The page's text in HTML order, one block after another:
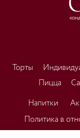
Торты
Пицца
Напитки
Политика в